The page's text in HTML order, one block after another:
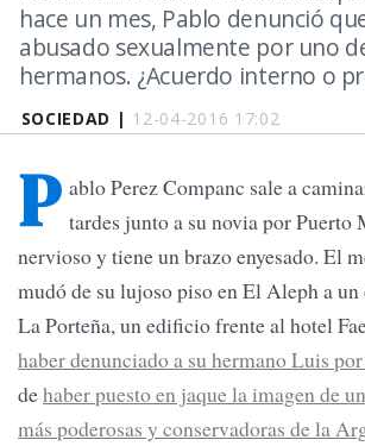
SOCIEDAD | 12-04-2016 17:02
hace un mes, Pablo denunció
abusado sexualmente por uno
hermanos. ¿Acuerdo interno o
P ablo Perez Companc sale a
tardes junto a su novia por Puerto
nervioso y tiene un brazo enyesado. El
mudó de su lujoso piso en El Aleph a un
La Porteña, un edificio frente al hotel
haber denunciado a su hermano Luis
dehaber puesto en jaque la imagen de
más poderosas y conservadoras de la